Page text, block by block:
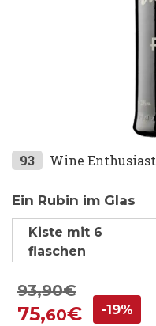
Zum
der
Bildgalerie
springen
93 Wine Enthusiast
Ein Rubin im Glas
Kiste mit 6
flaschen
93,90€
75,60€ -19%